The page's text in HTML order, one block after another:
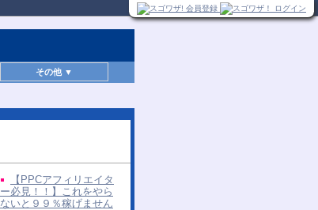
その他 ▼
【PPCアフィリエイタ
ー必見！！】これをやら
ないと９９％稼げません